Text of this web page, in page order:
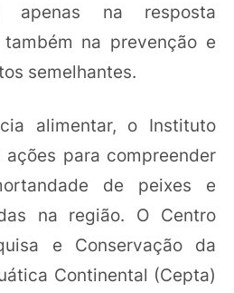
apenas na resposta
na prevenção e
semelhantes.
alimentar, o Instituto
para compreender
de peixes e
na região. O Centro
e Conservação da
Continental (Cepta)